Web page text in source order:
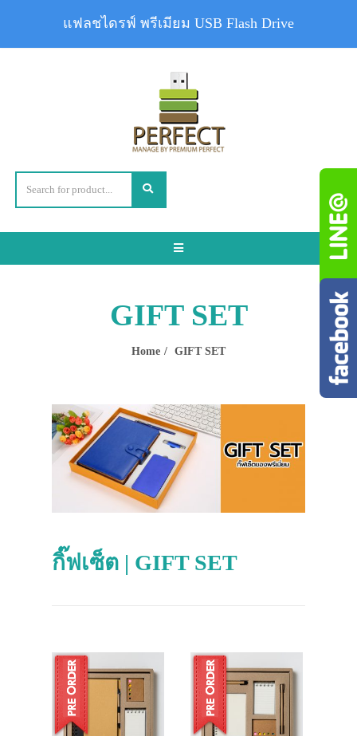
Toggle
GIFT SET
Home GIFT SET
กิ๊ฟเซ็ต | GIFT SET
แฟลชไดรฟ์ พรีเมียม USB Flash Drive